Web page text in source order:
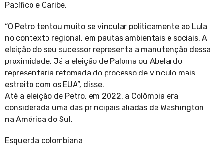
Pacífico e Caribe.
“O Petro tentou muito se vincular politicamente ao Lula
no contexto regional, em pautas ambientais e sociais. A
eleição do seu sucessor representa a manutenção dessa
proximidade. Já a eleição de Paloma ou Abelardo
representaria retomada do processo de vínculo mais
estreito com os EUA”, disse.
Até a eleição de Petro, em 2022, a Colômbia era
considerada uma das principais aliadas de Washington
na América do Sul.
Esquerda colombiana